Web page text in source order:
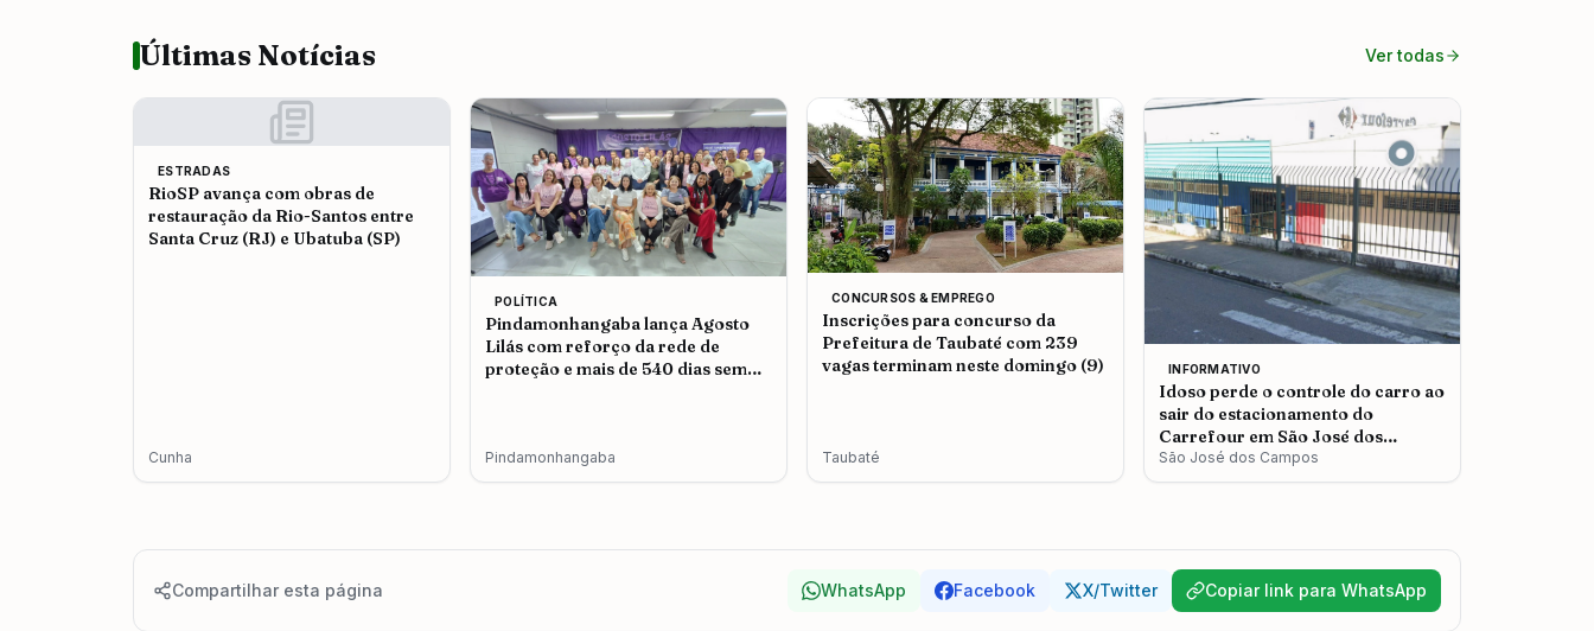
Últimas Notícias Ver todas
ESTRADAS
RioSP avança com obras de
restauração da Rio-Santos entre
Santa Cruz (RJ) e Ubatuba (SP)
Cunha
POLÍTICA
Pindamonhangaba lança Agosto
Lilás com reforço da rede de
proteção e mais de 540 dias sem
Pindamonhangaba
CONCURSOS & EMPREGO
Inscrições para concurso da
Prefeitura de Taubaté com 239
vagas terminam neste domingo (9)
Taubaté
INFORMATIVO
Idoso perde o controle do carro ao
sair do estacionamento do
Carrefour em São José dos
Campos
São José dos Campos
Compartilhar esta página WhatsApp Facebook X/Twitter Copiar link para WhatsApp